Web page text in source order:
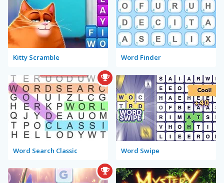
Kitty Scramble Word Finder
Word Search Classic Word Swipe